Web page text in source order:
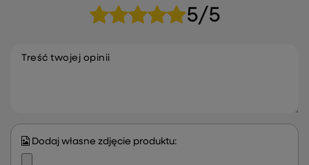
5/5
Treść twojej opinii
Dodaj własne zdjęcie produktu: